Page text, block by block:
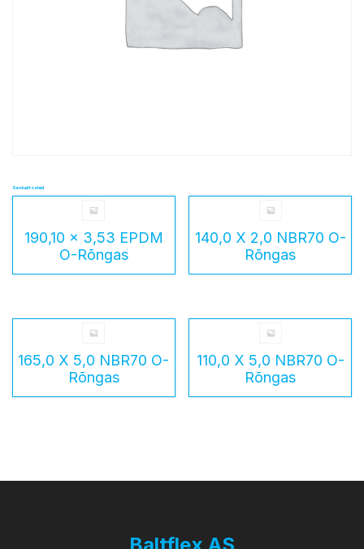
Seotud tooted
190,10 x 3,53 EPDM
O-Rõngas
140,0 X 2,0 NBR70 O-
Rõngas
165,0 X 5,0 NBR70 O-
Rõngas
110,0 X 5,0 NBR70 O-
Rõngas